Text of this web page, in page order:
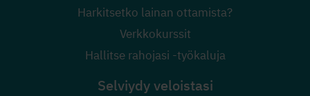
Harkitsetko lainan ottamista?
Verkkokurssit
Hallitse rahojasi -työkaluja
Selviydy veloistasi